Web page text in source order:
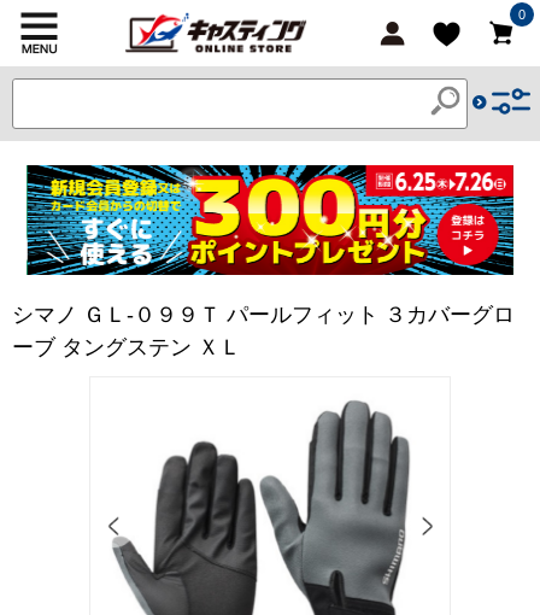
0
シマノ ＧＬ-０９９Ｔ パールフィット ３カバーグロ
ーブ タングステン ＸＬ